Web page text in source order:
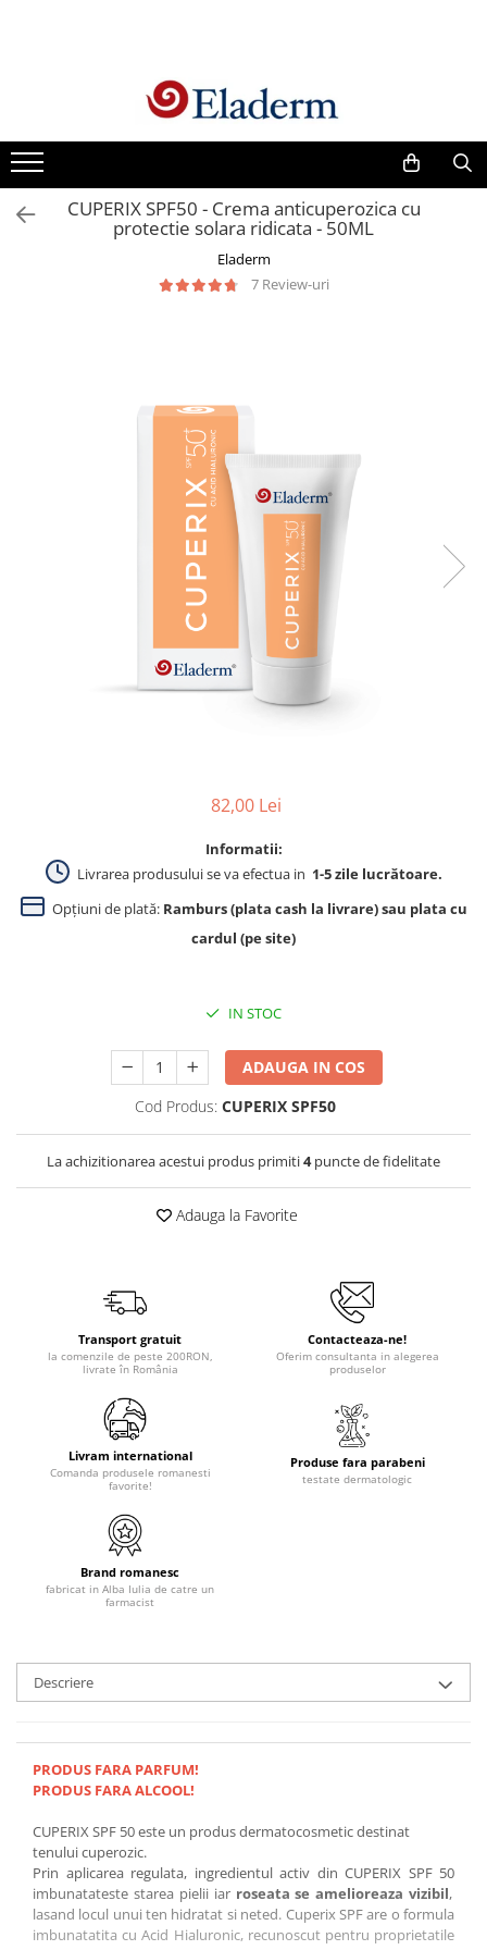
Vezi toate produsele
Creme cu protectie solara
Produse Antirid
Produse Hidratante
Produse pentru curatare
Produse pentru pete pigmentare
CUPERIX SPF50 - Crema anticuperozica cu
protectie solara ridicata - 50ML
Eladerm
7 Review-uri
82,00 Lei
Informatii:
Livrarea produsului se va efectua in 1-5 zile lucrătoare.
Opțiuni de plată: Ramburs (plata cash la livrare) sau plata cu
cardul (pe site)
IN STOC
ADAUGA IN COS
Cod Produs: CUPERIX SPF50
La achizitionarea acestui produs primiti4puncte de fidelitate
Adauga la Favorite
Transport gratuit
la comenzile de peste 200RON,
livrate în România
Contacteaza-ne!
Oferim consultanta in alegerea
produselor
Livram international
Comanda produsele romanesti
favorite!
Produse fara parabeni
testate dermatologic
Brand romanesc
fabricat in Alba Iulia de catre un
farmacist
Descriere
PRODUS FARA PARFUM!
PRODUS FARA ALCOOL!
CUPERIX SPF 50 este un produs dermatocosmetic destinat
tenului cuperozic.
Prin aplicarea regulata, ingredientul activ din CUPERIX SPF 50
imbunatateste starea pielii iarroseata se amelioreaza vizibil,
lasand locul unui ten hidratat si neted. Cuperix SPF are o formula
imbunatatita cu Acid Hialuronic, recunoscut pentru proprietatile